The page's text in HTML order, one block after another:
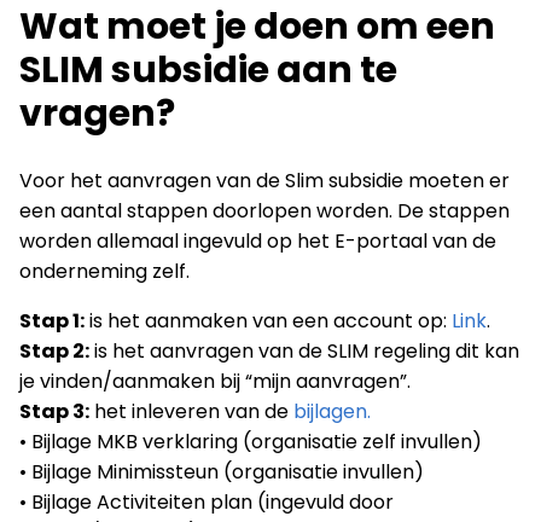
Wat moet je doen om een
SLIM subsidie aan te
vragen?
Voor het aanvragen van de Slim subsidie moeten er
een aantal stappen doorlopen worden. De stappen
worden allemaal ingevuld op het E-portaal van de
onderneming zelf.
Stap 1:is het aanmaken van een account op: Link.
Stap 2:is het aanvragen van de SLIM regeling dit kan
je vinden/aanmaken bij “mijn aanvragen”.
Stap 3: het inleveren van de bijlagen.
• Bijlage MKB verklaring (organisatie zelf invullen)
• Bijlage Minimissteun (organisatie invullen)
• Bijlage Activiteiten plan (ingevuld door